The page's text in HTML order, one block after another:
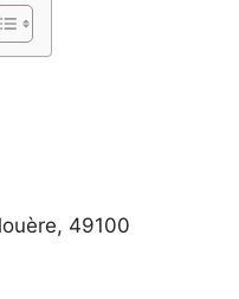
49100